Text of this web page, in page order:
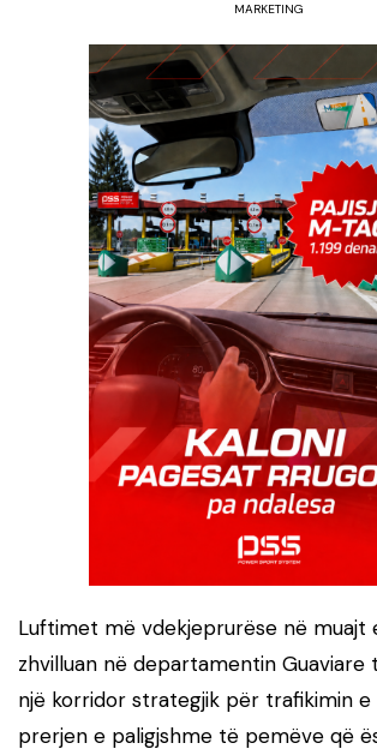
MARKETING
Luftimet më vdekjeprurëse në muajt
zhvilluan në departamentin Guaviare
një korridor strategjik për trafikimin e
prerjen e paligjshme të pemëve që